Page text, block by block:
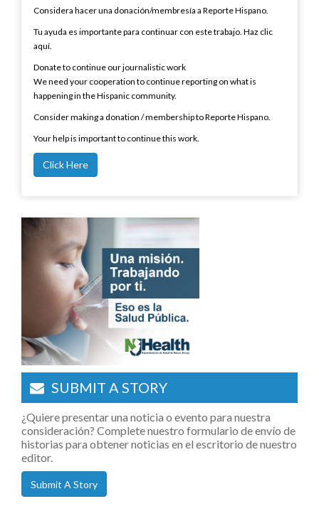
Considera hacer una donación/membresía a Reporte Hispano.
Tu ayuda es importante para continuar con este trabajo. Haz clic
aquí.
Donate to continue our journalistic work
We need your cooperation to continue reporting on what is
happening in the Hispanic community.
Consider making a donation / membership to Reporte Hispano.
Your help is important to continue this work.
Click Here
SUBMIT A STORY
¿Quiere presentar una noticia o evento para nuestra
consideración? Complete nuestro formulario de envío de
historias para obtener noticias en el escritorio de nuestro
editor.
Submit A Story